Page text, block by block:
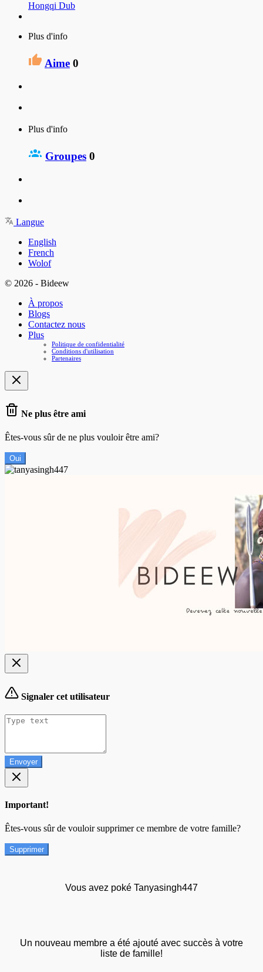
Hongqi Dub
Plus d'info
Aime 0
Plus d'info
Groupes 0
Langue
English
French
Wolof
© 2026 - Bideew
À propos
Blogs
Contactez nous
Plus
Politique de confidentialité
Conditions d'utilisation
Partenaires
Ne plus être ami
Êtes-vous sûr de ne plus vouloir être ami?
Oui
Signaler cet utilisateur
Envoyer
Important!
Êtes-vous sûr de vouloir supprimer ce membre de votre famille?
Supprimer
Vous avez poké Tanyasingh447
Un nouveau membre a été ajouté avec succès à votre
liste de famille!